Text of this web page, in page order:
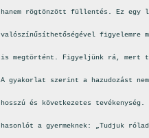
hanem rögtönzött füllentés. Ez egy
valószínűsíthetőségével figyelemre
is megtörtént. Figyeljünk rá, mert
A gyakorlat szerint a hazudozást
hosszú és következetes
hasonlót a gyermeknek: „Tudjuk